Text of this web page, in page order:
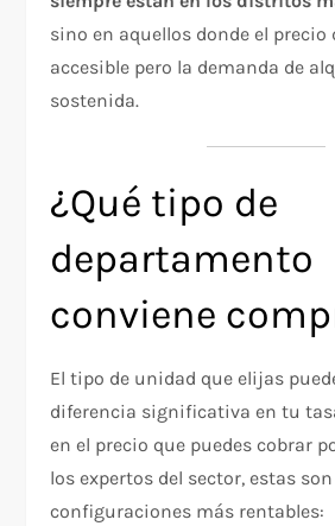
sino en aquellos donde el precio
accesible pero la demanda de
sostenida.
¿Qué tipo de
departamento
conviene
El tipo de unidad que elijas
diferencia significativa en tu
en el precio que puedes cobrar
los expertos del sector, estas
configuraciones más rentables: